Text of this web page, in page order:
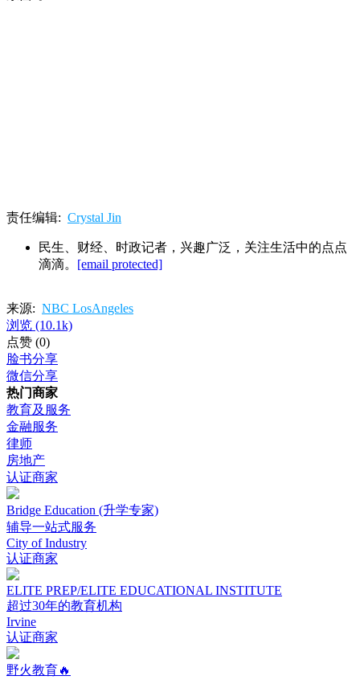
责任编辑: Crystal Jin
民生、财经、时政记者，兴趣广泛，关注生活中的点点
滴滴。 [email protected]
来源: NBC LosAngeles
浏览 (10.1k)
点赞 (0)
脸书分享
微信分享
热门商家
教育及服务
金融服务
律师
房地产
认证商家
Bridge Education (升学专家)
辅导一站式服务
City of Industry
认证商家
ELITE PREP/ELITE EDUCATIONAL INSTITUTE
超过30年的教育机构
Irvine
认证商家
野火教育🔥